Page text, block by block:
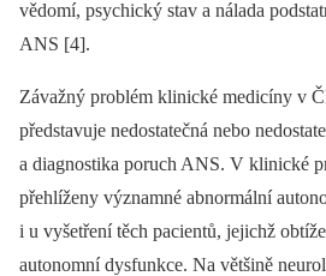
vědomí, psychický stav a nálada
ANS [4].
Závažný problém klinické medicíny v
představuje nedostatečná nebo
a dia­gnostika poruch ANS. V klinické
přehlíženy významné abnormální
i u vyšetření těch pa­cientů, jejichž
autonomní dysfunkce. Na většině